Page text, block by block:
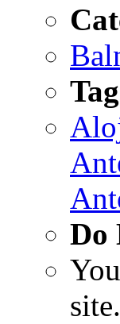
Do
site.